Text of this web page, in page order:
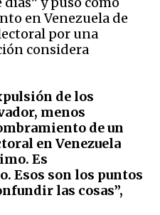
en Venezuela de
por una
considera
de los
menos
de un
en Venezuela
Es
Esos son los puntos
las cosas”,